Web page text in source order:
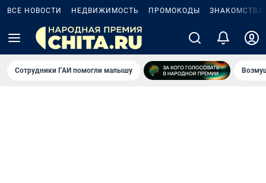
ВСЕ НОВОСТИ НЕДВИЖИМОСТЬ ПРОМОКОДЫ ЗНАКОМСТВА
Сотрудники ГАИ помогли малышу